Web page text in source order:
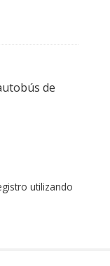
de
utilizando